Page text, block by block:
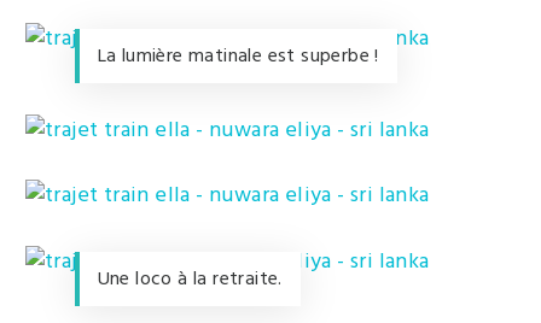
La lumière matinale est superbe !
Une loco à la retraite.